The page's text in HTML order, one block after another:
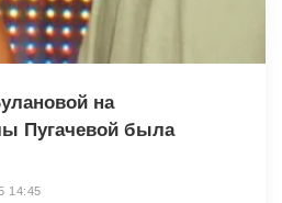
на
Пугачевой была
14:45